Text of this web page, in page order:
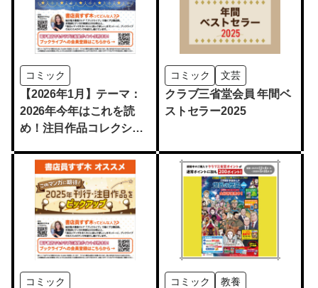
コミック
【2026年1月】テーマ：
2026年今年はこれを読
め！注目作品コレクショ
コミック 文芸
クラブ三省堂会員 年間ベ
ストセラー2025
コミック コミック 教養